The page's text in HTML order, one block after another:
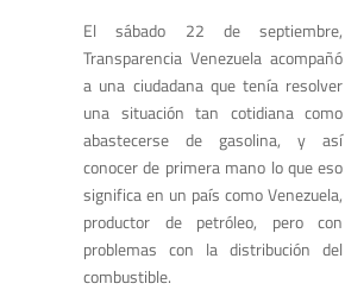
El sábado 22 de septiembre,
Transparencia Venezuela acompañó
a una ciudadana que tenía resolver
una situación tan cotidiana como
abastecerse de gasolina, y así
conocer de primera mano lo que eso
significa en un país como Venezuela,
productor de petróleo, pero con
problemas con la distribucióndel
combustible.